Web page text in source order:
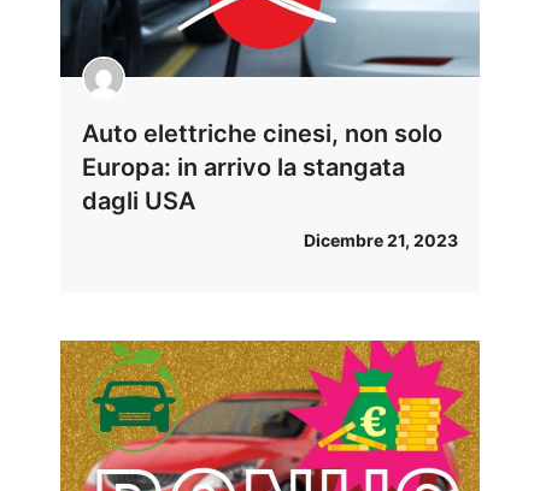
Auto elettriche cinesi, non solo
Europa: in arrivo la stangata
dagli USA
Dicembre 21, 2023